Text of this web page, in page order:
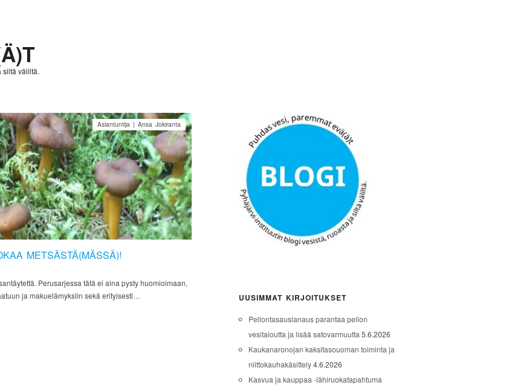
siltä väliltä.
METSÄSTÄ(MÄSSÄ)!
Asiantuntija | Ansa Jokiranta
Perusarjessa tätä ei aina pysty huomioimaan,
ja makuelämyksiin sekä erityisesti…
UUSIMMAT KIRJOITUKSET
Pellontasauslanaus parantaa pellon
vesitaloutta ja lisää satovarmuutta 5.6.2026
Kaukanaronojan kaksitasouoman toiminta ja
niittokauhakäsittely 4.6.2026
Kasvua ja kauppaa -lähiruokatapahtuma